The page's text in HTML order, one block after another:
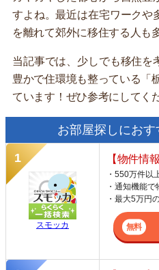
すよね。最近は在宅ワークや
を離れて郊外に移住する人も
当記事では、少しでも移住を
豊かで住環境も整っている「
ています！ぜひ参考にしてく
お部屋探しにお
スモッカ
【物件情
・550万件以
・通知機能
・最大5万円